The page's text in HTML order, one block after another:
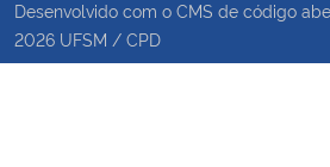
Desenvolvido com o CMS de código
2026 UFSM / CPD